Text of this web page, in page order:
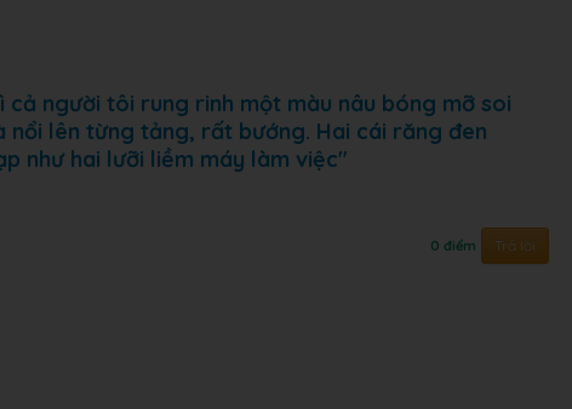
cả người tôi rung rinh một màu nâu bóng mỡ soi
lên từng tảng, rất bướng. Hai cái răng đen
như hai lưỡi liềm máy làm việc"
0 điểm Trả lời